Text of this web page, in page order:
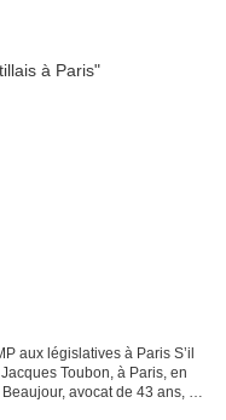
aux législatives à Paris S’il
Toubon, à Paris, en
avocat de 43 ans, va